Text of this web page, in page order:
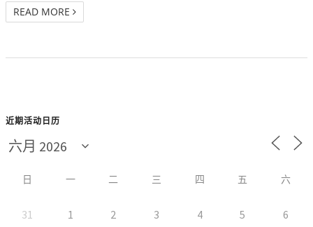
READ MORE
近期活动日历
日 一 二 三 四 五 六
31 1 2 3 4 5 6